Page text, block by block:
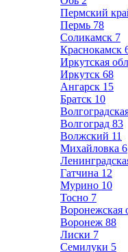
Пермский
Пермь 78
Соликамск 7
Краснокамск
Иркутская
Иркутск 68
Ангарск 15
Братск 10
Волгоград 83
Волжский 11
Михайловка 6
Гатчина 12
Мурино 10
Тосно 7
Воронежская
Воронеж 88
Лиски 7
Семилуки 5